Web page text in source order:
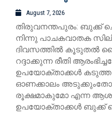
August 7, 2026
തിരുവനന്തപുരം: ബുക്ക്
നിന്നു പാചകവാതക
ദിവസത്തിൽ കൂടുതൽ
റദ്ദാക്കുന്ന രീതി
ഉപയോക്താക്കൾ കടുത്ത
ഓണക്കാലം
രൂക്ഷമാകുമോ എന്ന
ഉപയോക്താക്കൾ ബുക്ക്